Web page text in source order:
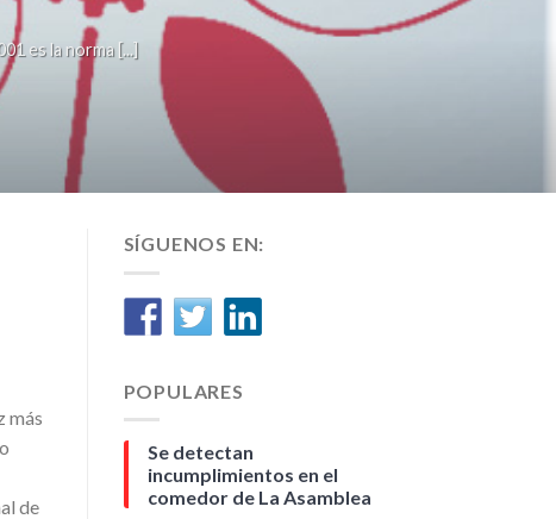
es la norma [...]
más
de
SÍGUENOS EN:
POPULARES
Se detectan
incumplimientos en el
comedor de La Asamblea